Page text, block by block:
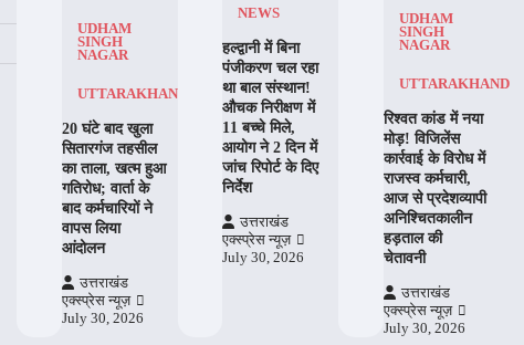
UDHAM
SINGH
NAGAR
UTTARAKHAND
20 घंटे बाद खुला
सितारगंज तहसील
का ताला, खत्म हुआ
गतिरोध; वार्ता के
बाद कर्मचारियों ने
वापस लिया
आंदोलन
उत्तराखंड
एक्स्प्रेस न्यूज़
July 30, 2026
NEWS
हल्द्वानी में बिना
पंजीकरण चल रहा
था बाल संस्थान!
औचक निरीक्षण में
11 बच्चे मिले,
आयोग ने 2 दिन में
जांच रिपोर्ट के दिए
निर्देश
उत्तराखंड
एक्स्प्रेस न्यूज़
July 30, 2026
UDHAM
SINGH
NAGAR
UTTARAKHAND
रिश्वत कांड में नया
मोड़! विजिलेंस
कार्रवाई के विरोध में
राजस्व कर्मचारी,
आज से प्रदेशव्यापी
अनिश्चितकालीन
हड़ताल की
चेतावनी
उत्तराखंड
एक्स्प्रेस न्यूज़
July 30, 2026